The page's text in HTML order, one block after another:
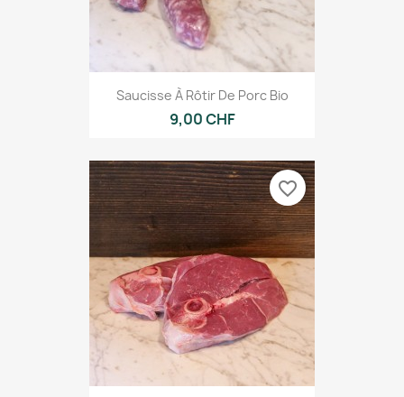
Saucisse À Rôtir De Porc Bio
9,00 CHF
favorite_border